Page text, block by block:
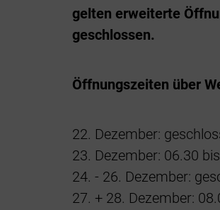
gelten erweiterte
geschlossen.
Öffnungszeiten über
22. Dezember:
23. Dezember: 06.30
24. - 26. Dezember:
27. + 28. Dezember: